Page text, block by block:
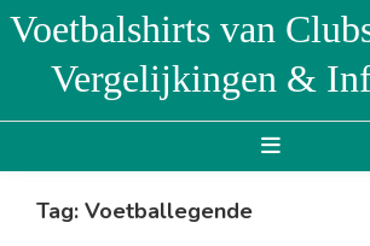
Skip
content
Voetbalshirts van
Vergelijkingen &
Tag:Voetballegende